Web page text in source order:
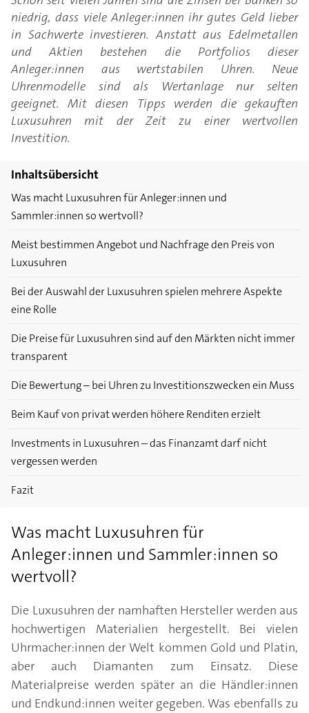
niedrig, dass viele Anleger:innen ihr gutes Geld lieber
in Sachwerte investieren. Anstatt aus Edelmetallen
und Aktien bestehen die Portfolios dieser
Anleger:innen aus wertstabilen Uhren. Neue
Uhrenmodelle sind als Wertanlage nur selten
geeignet. Mit diesen Tipps werden die gekauften
Luxusuhren mit der Zeit zu einer wertvollen
Investition.
Inhaltsübersicht
Was macht Luxusuhren für Anleger:innen und
Sammler:innen so wertvoll?
Meist bestimmen Angebot und Nachfrage den Preis von
Luxusuhren
Bei der Auswahl der Luxusuhren spielen mehrere Aspekte
eine Rolle
Die Preise für Luxusuhren sind auf den Märkten nicht immer
transparent
Die Bewertung – bei Uhren zu Investitionszwecken ein Muss
Beim Kauf von privat werden höhere Renditen erzielt
Investments in Luxusuhren – das Finanzamt darf nicht
vergessen werden
Fazit
Was macht Luxusuhren für
Anleger:innen und Sammler:innen so
wertvoll?
Die Luxusuhren der namhaften Hersteller werden aus
hochwertigen Materialien hergestellt. Bei vielen
Uhrmacher:innen der Welt kommen Gold und Platin,
aber auch Diamanten zum Einsatz. Diese
Materialpreise werden später an die Händler:innen
und Endkund:innen weiter gegeben. Was ebenfalls zu